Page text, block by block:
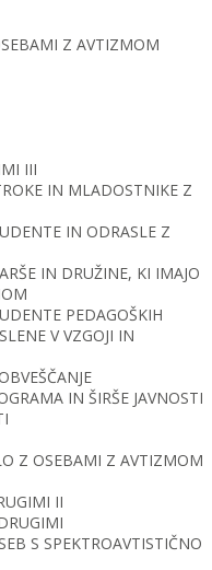
Z AVTIZMOM
III
IN MLADOSTNIKE Z
IN ODRASLE Z
IN DRUŽINE, KI IMAJO
PEDAGOŠKIH
V VZGOJI IN
IN ŠIRŠE JAVNOSTI
Z OSEBAMI Z AVTIZMOM
II
S SPEKTROAVTISTIČNO